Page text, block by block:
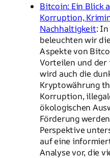
Bitcoin: Ein Blick
Korruption,
Nachhaltigkeit:
beleuchten wir
Aspekte von
Vorteilen und der
wird auch die
Kryptowährung
Korruption,
ökologischen
Förderung
Perspektive
auf eine
Analyse vor, die